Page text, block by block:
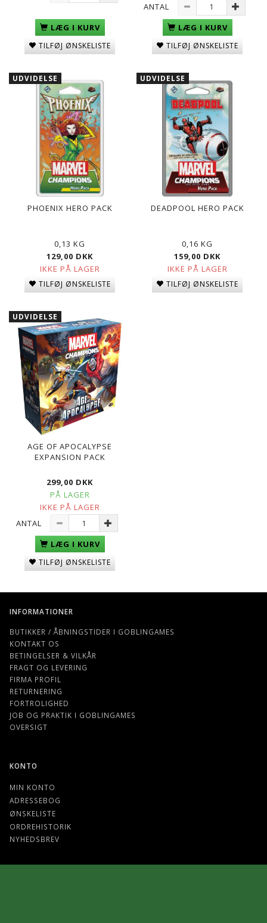
LÆG I KURV
TILFØJ ØNSKELISTE
ANTAL
LÆG I KURV
TILFØJ ØNSKELISTE
UDVIDELSE
PHOENIX HERO PACK
0,13 KG
129,00 DKK
IKKE PÅ LAGER
TILFØJ ØNSKELISTE
UDVIDELSE
DEADPOOL HERO PACK
0,16 KG
159,00 DKK
IKKE PÅ LAGER
TILFØJ ØNSKELISTE
UDVIDELSE
AGE OF APOCALYPSE
EXPANSION PACK
299,00 DKK
PÅ LAGER
IKKE PÅ LAGER
ANTAL
LÆG I KURV
TILFØJ ØNSKELISTE
INFORMATIONER
BUTIKKER / ÅBNINGSTIDER I GOBLINGAMES
KONTAKT OS
BETINGELSER & VILKÅR
FRAGT OG LEVERING
FIRMA PROFIL
RETURNERING
FORTROLIGHED
JOB OG PRAKTIK I GOBLINGAMES
OVERSIGT
KONTO
MIN KONTO
ADRESSEBOG
ØNSKELISTE
ORDREHISTORIK
NYHEDSBREV